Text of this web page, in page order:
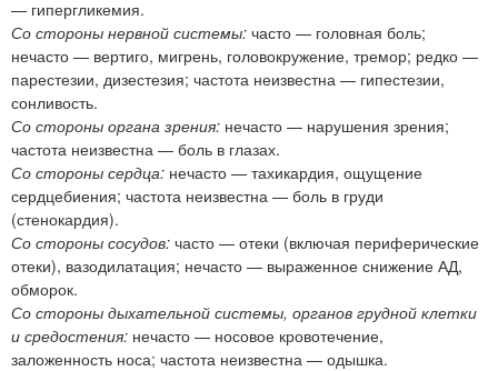
— гипергликемия.
Со стороны нервной системы: часто — головная боль;
нечасто — вертиго, мигрень, головокружение, тремор; редко —
парестезии, дизестезия; частота неизвестна — гипестезии,
сонливость.
Со стороны органа зрения: нечасто — нарушения зрения;
частота неизвестна — боль в глазах.
Со стороны сердца: нечасто — тахикардия, ощущение
сердцебиения; частота неизвестна — боль в груди
(стенокардия).
Со стороны сосудов: часто — отеки (включая периферические
отеки), вазодилатация; нечасто — выраженное снижение АД,
обморок.
Со стороны дыхательной системы, органов грудной клетки
и средостения: нечасто — носовое кровотечение,
заложенность носа; частота неизвестна — одышка.